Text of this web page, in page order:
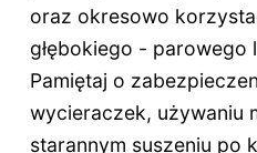
oraz okresowo
głębokiego - parowego
Pamiętaj o
wycieraczek, używaniu
starannym suszeniu po